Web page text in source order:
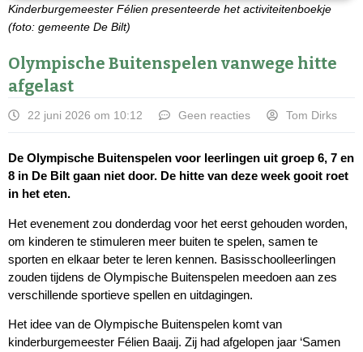
Kinderburgemeester Félien presenteerde het activiteitenboekje
(foto: gemeente De Bilt)
Olympische Buitenspelen vanwege hitte
afgelast
22 juni 2026 om 10:12 Geen reacties Tom Dirks
De Olympische Buitenspelen voor leerlingen uit groep 6, 7 en
8 in De Bilt gaan niet door. De hitte van deze week gooit roet
in het eten.
Het evenement zou donderdag voor het eerst gehouden worden,
om kinderen te stimuleren meer buiten te spelen, samen te
sporten en elkaar beter te leren kennen. Basisschoolleerlingen
zouden tijdens de Olympische Buitenspelen meedoen aan zes
verschillende sportieve spellen en uitdagingen.
Het idee van de Olympische Buitenspelen komt van
kinderburgemeester Félien Baaij. Zij had afgelopen jaar ‘Samen